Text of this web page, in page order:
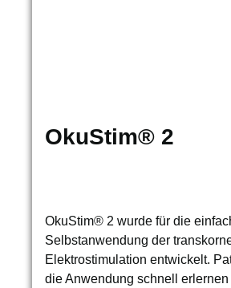
OkuStim® 2
OkuStim® 2 wurde für die
Selbstanwendung der
Elektrostimulation entwickelt.
die Anwendung schnell erlernen